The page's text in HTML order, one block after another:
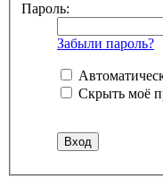
Пароль:
Забыли пароль?
Скрыть моё